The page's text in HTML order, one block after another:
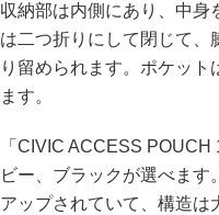
収納部は内側にあり、中身
は二つ折りにして閉じて、
り留められます。ポケッ
ます。
「CIVIC ACCESS
ビー、ブラックが選べま
アップされていて、構造は